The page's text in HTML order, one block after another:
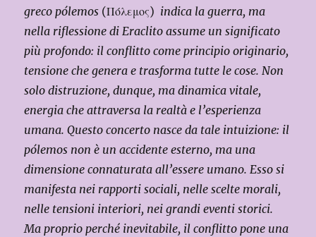
greco pólemos (Πόλεμος) indica la guerra, ma
nella riflessione di Eraclito assume un significato
più profondo: il conflitto come principio originario,
tensione che genera e trasforma tutte le cose. Non
solo distruzione, dunque, ma dinamica vitale,
energia che attraversa la realtà e l’esperienza
umana. Questo concerto nasce da tale intuizione: il
pólemos non è un accidente esterno, ma una
dimensione connaturata all’essere umano. Esso si
manifesta nei rapporti sociali, nelle scelte morali,
nelle tensioni interiori, nei grandi eventi storici.
Ma proprio perché inevitabile, il conflitto pone una